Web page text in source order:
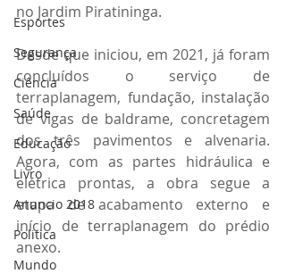
Esportes
Segurança
Ciência
Saúde
Educação
Livro
Anuncio 2018
Politica
Mundo
no Jardim Piratininga.
Desde que iniciou, em 2021, já foram
concluídos o serviço de
terraplanagem, fundação, instalação
de vigas de baldrame, concretagem
dos três pavimentos e alvenaria.
Agora, com as partes hidráulica e
elétrica prontas, a obra segue a
etapa de acabamento externo e
início de terraplanagem do prédio
anexo.